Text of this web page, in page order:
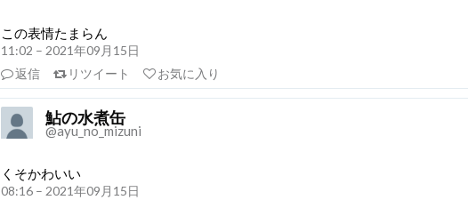
この表情たまらん
11:02 – 2021年09月15日
返信
リツイート お気に入り
鮎の水煮缶
@ayu_no_mizuni
くそかわいい
08:16 – 2021年09月15日